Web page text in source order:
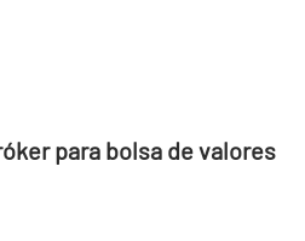
para bolsa de valores